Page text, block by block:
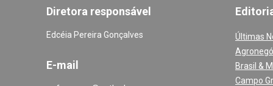
Diretora responsável
Edcéia Pereira Gonçalves
E-mail
Últimas
Brasil &
Campo